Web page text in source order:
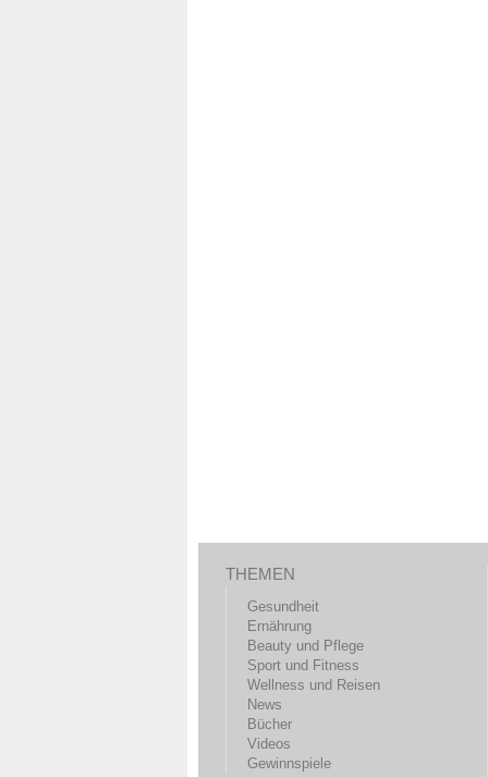
THEMEN
Gesundheit
Ernährung
Beauty und Pflege
Sport und Fitness
Wellness und Reisen
News
Bücher
Videos
Gewinnspiele